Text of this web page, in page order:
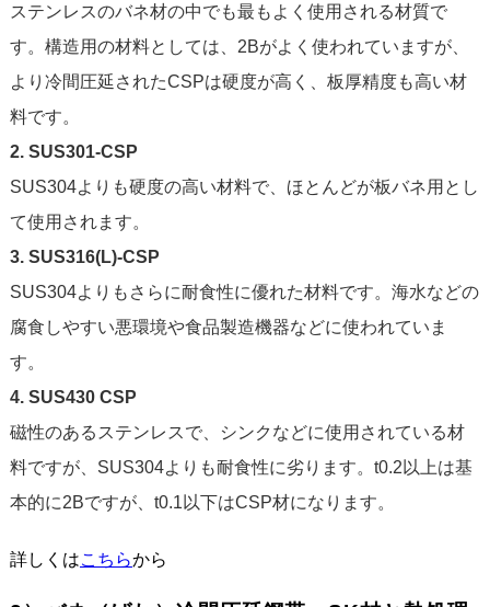
ステンレスのバネ材の中でも最もよく使用される材質で
す。構造用の材料としては、2Bがよく使われていますが、
より冷間圧延されたCSPは硬度が高く、板厚精度も高い材
料です。
2. SUS301-CSP
SUS304よりも硬度の高い材料で、ほとんどが板バネ用とし
て使用されます。
3. SUS316(L)-CSP
SUS304よりもさらに耐食性に優れた材料です。海水などの
腐食しやすい悪環境や食品製造機器などに使われていま
す。
4. SUS430 CSP
磁性のあるステンレスで、シンクなどに使用されている材
料ですが、SUS304よりも耐食性に劣ります。t0.2以上は基
本的に2Bですが、t0.1以下はCSP材になります。
詳しくはこちらから